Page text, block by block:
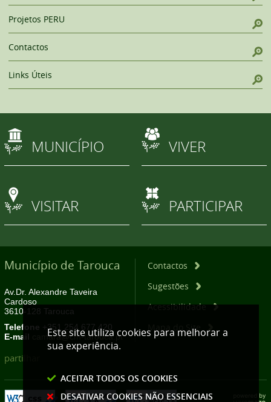
Projetos PERU
Contactos
Links Úteis
MUNICÍPIO VIVER
VISITAR PARTICIPAR
Município de Tarouca
Av.Dr. Alexandre Taveira
Cardoso
3610-128 Tarouca
Telefone +351 254 677 420
E-mail
camara@cm-tarouca.pt
Contactos
Sugestões
Acessibilidade
Mapa do Site
partilhar
Este site utiliza cookies para melhorar a
sua experiência.
ACEITAR TODOS OS COOKIES
DESATIVAR COOKIES NÃO ESSENCIAIS